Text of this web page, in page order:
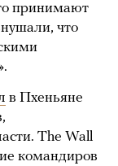
принимают
что
в Пхеньяне
The Wall
командиров